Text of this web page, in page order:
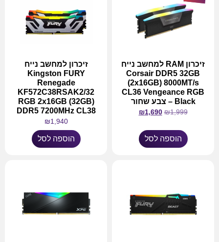
זיכרון RAM למחשב נייח
Corsair DDR5 32GB
(2x16GB) 8000MT/s
CL36 Vengeance RGB
Black – צבע שחור
₪1,999
₪1,690
הוספה לסל
זיכרון למחשב נייח
Kingston FURY
Renegade
KF572C38RSAK2/32
RGB 2x16GB (32GB)
DDR5 7200MHz CL38
₪1,940
הוספה לסל